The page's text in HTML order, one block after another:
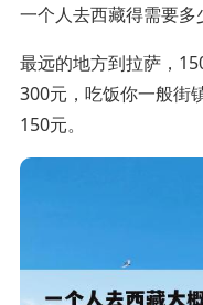
一个人去西藏得需要多
最远的地方到拉萨，
300元，吃饭你一般街
150元。